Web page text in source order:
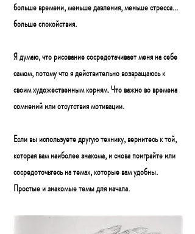
больше времени, меньше давления, меньше стресса...
больше спокойствия.
Я думаю, что рисование сосредотачивает меня на себе
самом, потому что я действительно возвращаюсь к
своим художественным корням. Что важно во времена
сомнений или отсутствия мотивации.
Если вы используете другую технику, вернитесь к той,
которая вам наиболее знакома, и снова поиграйте или
сосредоточьтесь на темах, которые вам удобны.
Простые и знакомые темы для начала.